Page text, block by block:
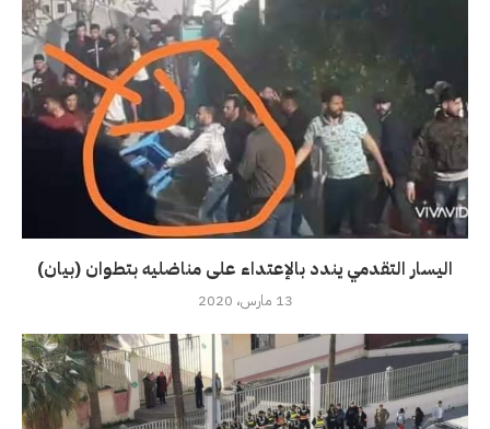
اليسار التقدمي يندد بالإعتداء على مناضليه بتطوان (بيان)
13 مارس، 2020